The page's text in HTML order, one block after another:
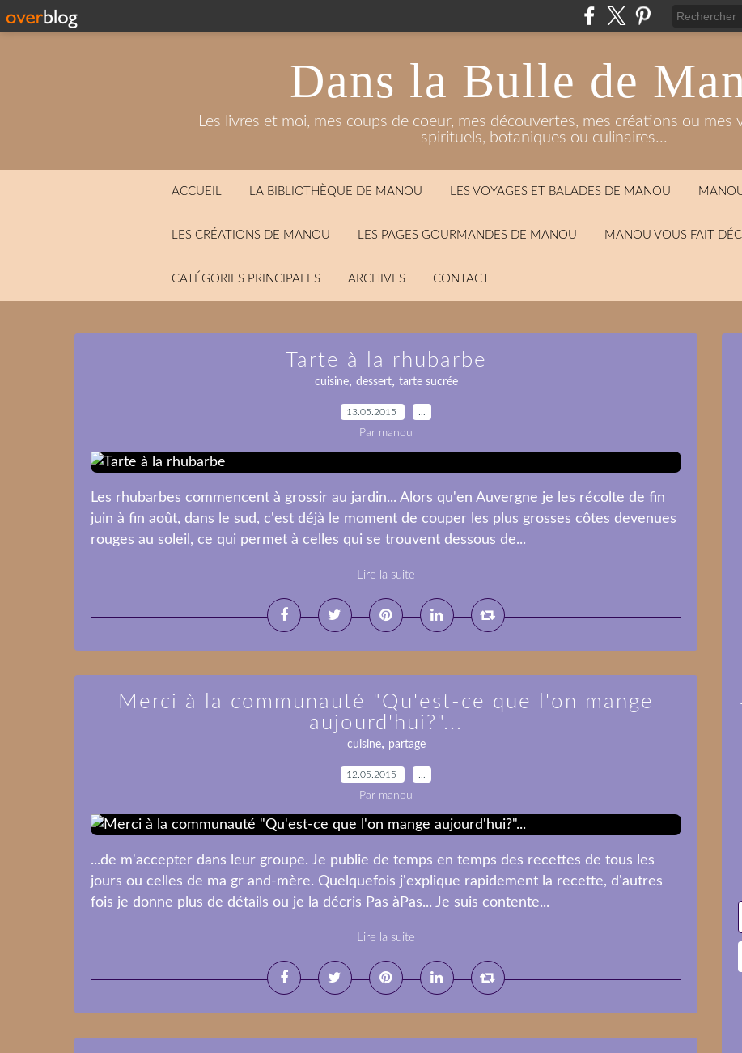
Dans la Bulle de
Les livres et moi, mes coups de coeur, mes découvertes, mes créations ou mes
spirituels, botaniques ou culinaires...
ACCUEIL LA BIBLIOTHÈQUE DE MANOU LES VOYAGES ET BALADES DE MANOU
LES CRÉATIONS DE MANOU LES PAGES GOURMANDES DE MANOU MANOU VOUS FAIT
CATÉGORIES PRINCIPALES ARCHIVES CONTACT
Tarte à la rhubarbe
cuisine, dessert, tarte sucrée
13.05.2015
Par manou
Les rhubarbes commencent à grossir au jardin... Alors qu'en Auvergne je les récolte de fin
juin à fin août, dans le sud, c'est déjà le moment de couper les plus grosses côtes devenues
rouges au soleil, ce qui permet à celles qui se trouvent dessous de...
Lire la suite
Merci à la communauté "Qu'est-ce que l'on mange
aujourd'hui?"...
cuisine, partage
12.05.2015
Par manou
...de m'accepter dans leur groupe. Je publie de temps en temps des recettes de tous les
jours ou celles de ma gr and-mère. Quelquefois j'explique rapidement la recette, d'autres
fois je donne plus de détails ou je la décris Pas àPas... Je suis contente...
Lire la suite